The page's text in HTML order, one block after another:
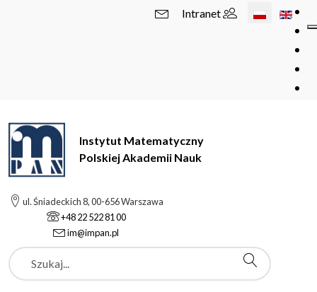
Wybierz swój
Intranet
Instytut Matematyczny
Polskiej Akademii Nauk
ul. Śniadeckich 8, 00-656 Warszawa
+48 22 522 81 00
im@impan.pl
Szukaj